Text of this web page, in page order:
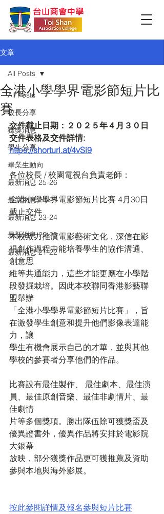
文章
All Posts
校長分享
獲獎消息
學生分享
畢業生動向
最新消息 25-26
最新消息 24-25
最新消息 23-24
最新消息 22-23
最新消息 21-22
All Posts
全港小學學界電影節短片比
賽
交件截止日期：２０２５年４月３０日
交件表格及交件詳情:
https://shorturl.at/4vSi9
各位校長 / 校園電視台負責老師：
全港小學學界電影節短片比賽 4月30日
截止交件
本校致力推廣電影藝術文化，深信在影
視創作過程中能培養學生的協作溝通、
創意思
維等共通能力，這些才能更應在小學階
段發掘栽培。因此本校聯同香港影藝聯
盟舉辦
「全港小學學界電影節短片比賽」，旨
在激發學生創意和提升他們影像表達能
力，讓
學生有機會展示自己的才華，並與其他
學校的參賽者分享他們的作品。
比賽設有最佳製作、 最佳劇本、最佳演
員、最佳原創音樂、最佳非劇情片、最
佳劇情
片等多個獎項。勝出隊伍除可獲獎盃及
優異證書外，優異作品將安排於電影院
大銀幕
放映，部分獲獎作品更可獲推薦及資助
參與本地與海外影展。
按此參閱詳情及報名參與短片比賽